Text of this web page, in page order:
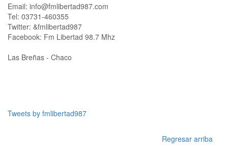
Email: info@fmlibertad987.com
Tel: 03731-460355
Twitter: &fmlibertad987
Facebook: Fm Libertad 98.7 Mhz
Las Breñas - Chaco
Tweets by fmlibertad987
Regresar arriba